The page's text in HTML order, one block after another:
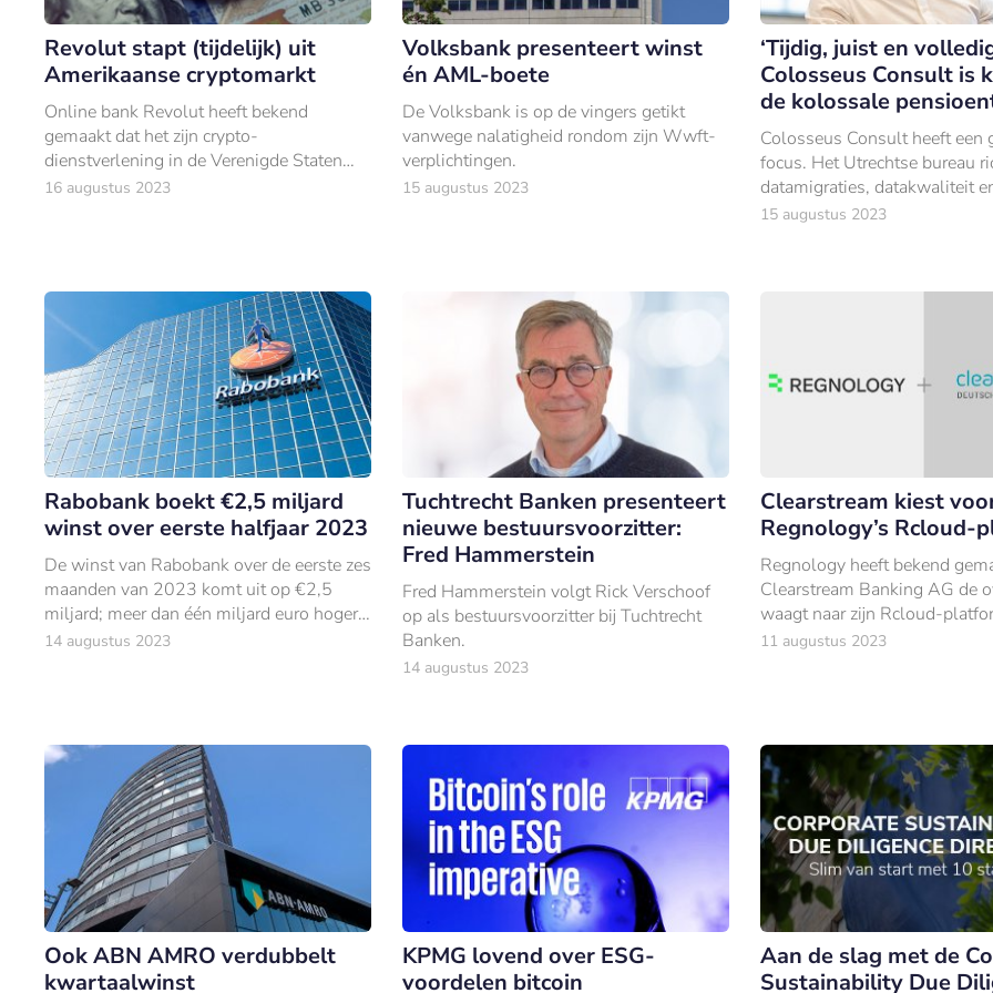
Revolut stapt (tijdelijk) uit
Amerikaanse cryptomarkt
Online bank Revolut heeft bekend
gemaakt dat het zijn crypto-
dienstverlening in de Verenigde Staten
opschort. Veranderende wet- en
16 augustus 2023
Volksbank presenteert winst
én AML-boete
De Volksbank is op de vingers getikt
vanwege nalatigheid rondom zijn Wwft-
verplichtingen.
15 augustus 2023
‘Tijdig, juist en
Colosseus Consult is
de kolossale
Colosseus Consult heeft een
focus. Het Utrechtse bureau
datamigraties, datakwaliteit
implementaties voor
15 augustus 2023
Rabobank boekt €2,5 miljard
winst over eerste halfjaar 2023
De winst van Rabobank over de eerste zes
maanden van 2023 komt uit op €2,5
miljard; meer dan één miljard euro hoger
vergeleken met dezelfde periode vorig
14 augustus 2023
Tuchtrecht Banken presenteert
nieuwe bestuursvoorzitter:
Fred Hammerstein
Fred Hammerstein volgt Rick Verschoof
op als bestuursvoorzitter bij Tuchtrecht
Banken.
14 augustus 2023
Clearstream kiest
Regnology’s Rcloud-
Regnology heeft bekend
Clearstream Banking AG de
waagt naar zijn Rcloud-
11 augustus 2023
Ook ABN AMRO verdubbelt
kwartaalwinst
KPMG lovend over ESG-
voordelen bitcoin
Aan de slag met de
Sustainability Due